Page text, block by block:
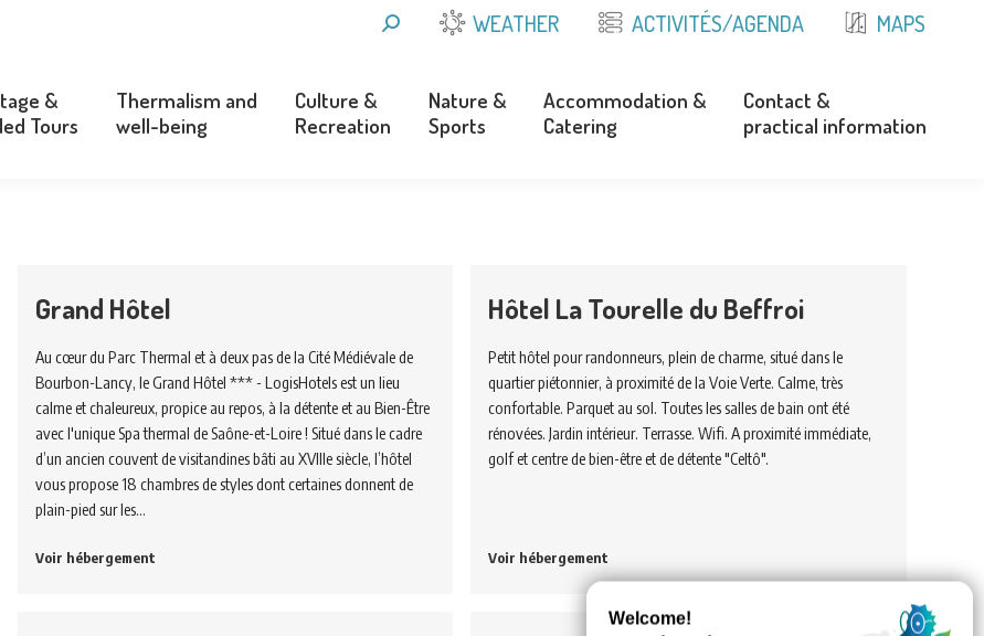
SEARCH: WEATHER ACTIVITÉS/AGENDA MAPS
&
Tours
Thermalism and
well-being
Culture &
Recreation
Nature &
Sports
Accommodation &
Catering
Contact &
practical information
Grand Hôtel
Au cœur du Parc Thermal et à deux pas de la Cité Médiévale de
Bourbon-Lancy, le Grand Hôtel *** - LogisHotels est un lieu
calme et chaleureux, propice au repos, à la détente et au Bien-Être
avec l'unique Spa thermal de Saône-et-Loire ! Situé dans le cadre
d’un ancien couvent de visitandines bâti au XVIIIe siècle, l’hôtel
vous propose 18 chambres de styles dont certaines donnent de
plain-pied sur les…
Voir hébergement
Hôtel La Tourelle du Beffroi
Petit hôtel pour randonneurs, plein de charme, situé dans le
quartier piétonnier, à proximité de la Voie Verte. Calme, très
confortable. Parquet au sol. Toutes les salles de bain ont été
rénovées. Jardin intérieur. Terrasse. Wifi. A proximité immédiate,
golf et centre de bien-être et de détente "Celtô".
Voir hébergement
Nature &
Accommodation &
Contact &